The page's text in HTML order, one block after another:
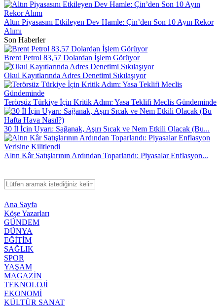
Altın Piyasasını Etkileyen Dev Hamle: Çin’den Son 10 Ayın Rekor
Alımı
Son Haberler
Brent Petrol 83,57 Dolardan İşlem Görüyor
Okul Kayıtlarında Adres Denetimi Sıkılaşıyor
Terörsüz Türkiye İçin Kritik Adım: Yasa Teklifi Meclis Gündeminde
30 İl İçin Uyarı: Sağanak, Aşırı Sıcak ve Nem Etkili Olacak (Bu...
Altın Kâr Satışlarının Ardından Toparlandı: Piyasalar Enflasyon...
Ana Sayfa
Köşe Yazarları
GÜNDEM
DÜNYA
EĞİTİM
SAĞLIK
SPOR
YAŞAM
MAGAZİN
TEKNOLOJİ
EKONOMİ
KÜLTÜR SANAT